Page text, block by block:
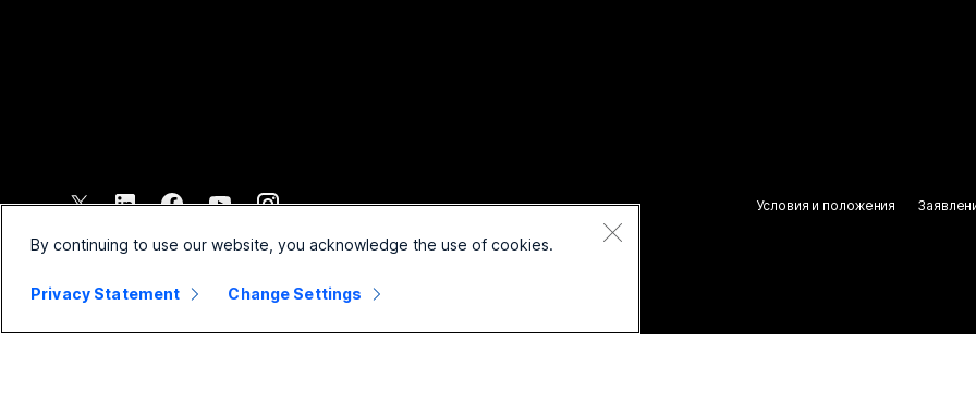
2026 Cisco и/или филиалы компании. Все права защищены.
Условия и положения
By continuing to use our website, you acknowledge the use of cookies.
Privacy Statement Change Settings